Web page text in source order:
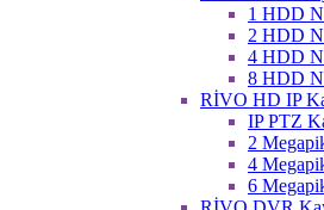
1 HDD
2 HDD
4 HDD
8 HDD
RİVO HD IP
IP PTZ
2
4
6